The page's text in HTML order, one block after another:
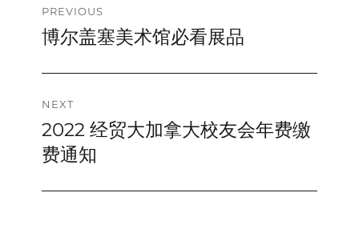
Post
navigation
PREVIOUS
Previous
博尔盖塞美术馆必看展品
NEXT
Next
post:
2022 经贸大加拿大校友会年费缴
费通知